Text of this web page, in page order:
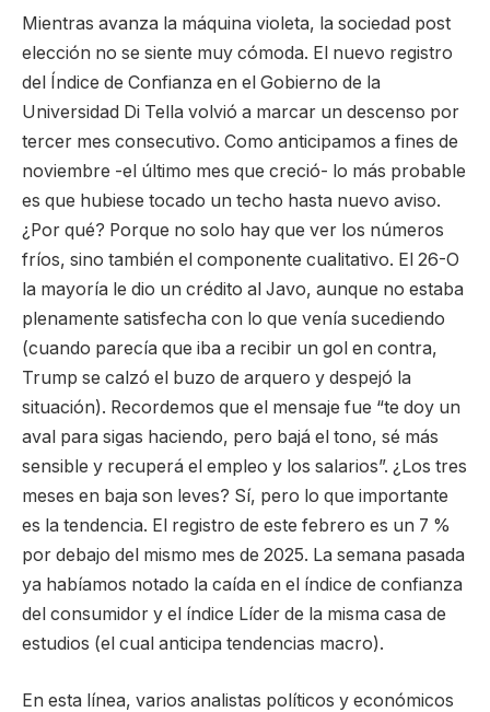
Mientras avanza la máquina violeta, la sociedad post
elección no se siente muy cómoda. El nuevo registro
del Índice de Confianza en el Gobierno de la
Universidad Di Tella volvió a marcar un descenso por
tercer mes consecutivo. Como anticipamos a fines de
noviembre -el último mes que creció- lo más probable
es que hubiese tocado un techo hasta nuevo aviso.
¿Por qué? Porque no solo hay que ver los números
fríos, sino también el componente cualitativo. El 26-O
la mayoría le dio un crédito al Javo, aunque no estaba
plenamente satisfecha con lo que venía sucediendo
(cuando parecía que iba a recibir un gol en contra,
Trump se calzó el buzo de arquero y despejó la
situación). Recordemos que el mensaje fue “te doy un
aval para sigas haciendo, pero bajá el tono, sé más
sensible y recuperá el empleo y los salarios”. ¿Los tres
meses en baja son leves? Sí, pero lo que importante
es la tendencia. El registro de este febrero es un 7 %
por debajo del mismo mes de 2025. La semana pasada
ya habíamos notado la caída en el índice de confianza
del consumidor y el índice Líder de la misma casa de
estudios (el cual anticipa tendencias macro).
En esta línea, varios analistas políticos y económicos